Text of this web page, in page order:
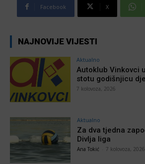
Facebook X
NAJNOVIJE VIJESTI
Aktualno
Autoklub Vinkovci
stotu godišnjicu
7 kolovoza, 2026
Aktualno
Za dva tjedna
Divlja liga
Ana Tokić 7 kolovoza, 2026